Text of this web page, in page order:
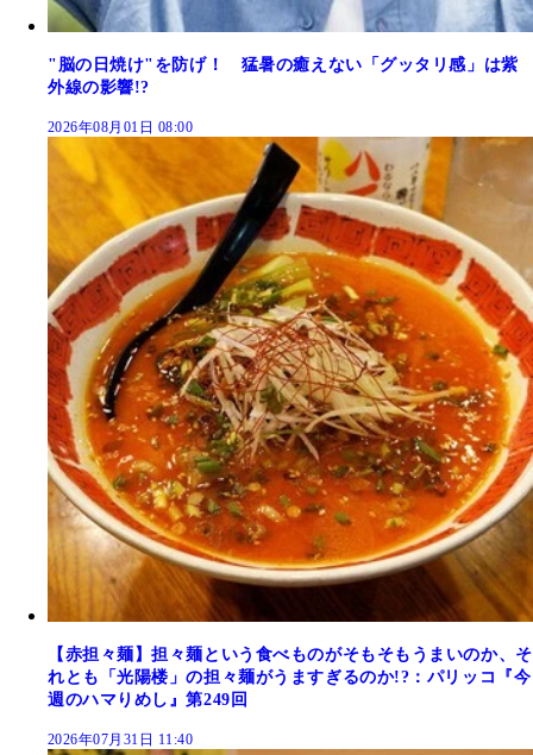
"脳の日焼け"を防げ！ 猛暑の癒えない「グッタリ感」は紫
外線の影響!?
2026年08月01日 08:00
【赤担々麺】担々麺という食べものがそもそもうまいのか、そ
れとも「光陽楼」の担々麺がうますぎるのか!?：パリッコ『今
週のハマりめし』第249回
2026年07月31日 11:40